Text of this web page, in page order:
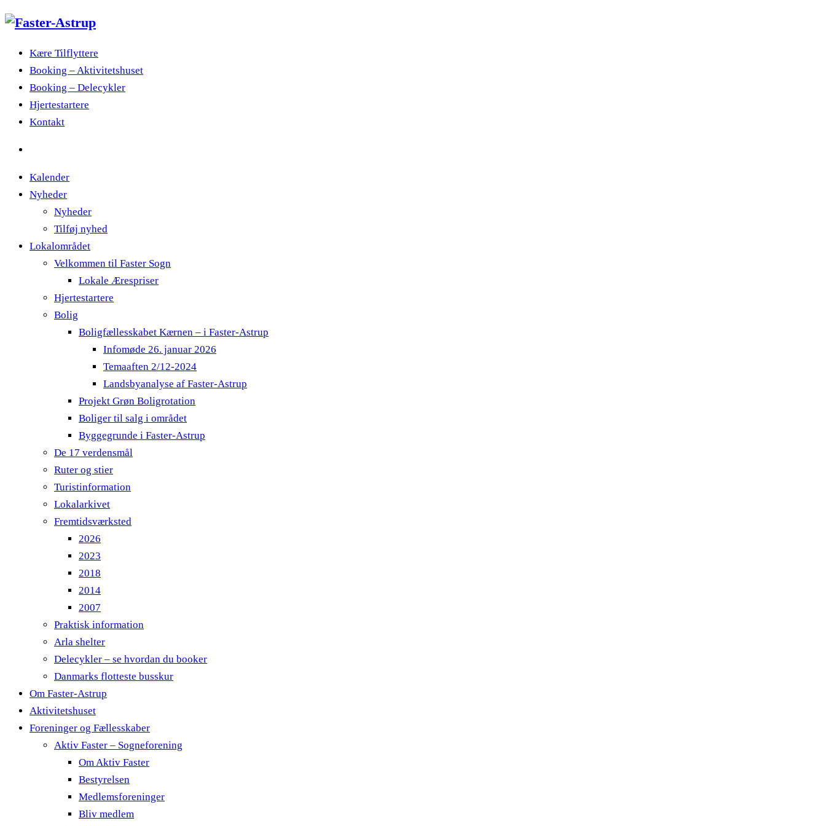
Kære Tilflyttere
Booking – Aktivitetshuset
Booking – Delecykler
Hjertestartere
Kontakt
Kalender
Nyheder
Nyheder
Tilføj nyhed
Lokalområdet
Velkommen til Faster Sogn
Lokale Ærespriser
Hjertestartere
Bolig
Boligfællesskabet Kærnen – i Faster-Astrup
Infomøde 26. januar 2026
Temaaften 2/12-2024
Landsbyanalyse af Faster-Astrup
Projekt Grøn Boligrotation
Boliger til salg i området
Byggegrunde i Faster-Astrup
De 17 verdensmål
Ruter og stier
Turistinformation
Lokalarkivet
Fremtidsværksted
2026
2023
2018
2014
2007
Praktisk information
Arla shelter
Delecykler – se hvordan du booker
Danmarks flotteste busskur
Om Faster-Astrup
Aktivitetshuset
Foreninger og Fællesskaber
Aktiv Faster – Sogneforening
Om Aktiv Faster
Bestyrelsen
Medlemsforeninger
Bliv medlem